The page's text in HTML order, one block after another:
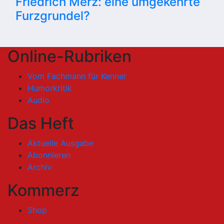
Furzgrundel?
Online-Rubriken
Vom Fachmann für Kenner
Humorkritik
Audio
Das Heft
Aktuelle Ausgabe
Abonnieren
Archiv
Kommerz
Shop